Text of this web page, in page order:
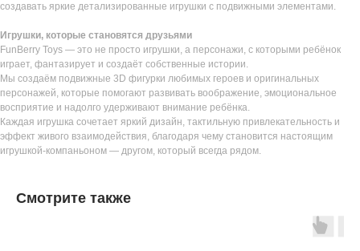
создавать яркие детализированные игрушки с подвижными элементами.
Игрушки, которые становятся друзьями
FunBerry Toys — это не просто игрушки, а персонажи, с которыми ребёнок
играет, фантазирует и создаёт собственные истории.
Мы создаём подвижные 3D фигурки любимых героев и оригинальных
персонажей, которые помогают развивать воображение, эмоциональное
восприятие и надолго удерживают внимание ребёнка.
Каждая игрушка сочетает яркий дизайн, тактильную привлекательность и
эффект живого взаимодействия, благодаря чему становится настоящим
игрушкой-компаньоном — другом, который всегда рядом.
Смотрите также